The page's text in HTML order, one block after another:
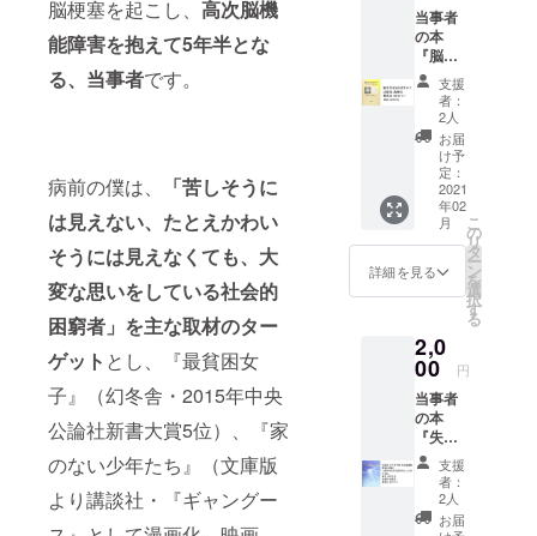
脳梗塞を起こし、 高次脳機
能障害を抱えて5年半とな
る、当事者です。
病前の僕は、
「苦しそうに
は見えない、たとえかわい
そうには見えなくても、大
変な思いをしている社会的
困窮者」を主な取材のター
ゲット とし、『最貧困女
子』（幻冬舎・2015年中央
公論社新書大賞5位）、『家
のない少年たち』（文庫版
より講談社・『ギャングー
す。 動
画に関
して
は、動
画配信
サイト
での
URLを
お伝え
する形
でのリ
ターン
になり
ますの
で動画
配信サ
イトが
見られ
る環境
である
ことが
条件と
なりま
す。た
また別
途メー
ルに
て、サ
キュー
動画と
鈴木大
介の講
演動画
を送り
ます。
発送
は、ク
グ終了
後とな
す。 動
画に関
して
は、動
画配信
サイト
での
当事者
の本
『脳卒
中は治
ります
か』 失
語症の
当事
者、吉
村正夫
さんの
手記。
『「脳
卒中
は、治
語症・
右半身
不随・
高次脳
機能障
害との
闘い』
です。
発送
は、ク
支援
者：
2人
お届
け予
定：
2021
年02
月
詳細を見る
こ
の
リ
タ
ー
ン
を
選
択
す
る
2,0
00 円
当事者
の本
『失語
症・右
半身不
随・高
次脳機
支援
者：
2人
お届